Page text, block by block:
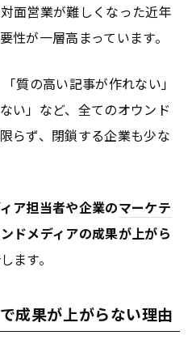
面営業が難しくなった近年
性が一層高まっています。
質の高い記事が作れない」
い」など、全てのオウンド
らず、閉鎖する企業も少な
ア担当者や企業のマーケテ
ドメディアの成果が上がら
ます。
成果が上がらない理由